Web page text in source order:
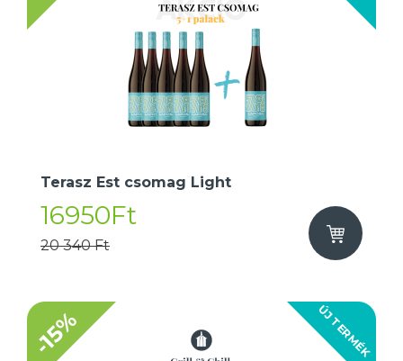
Terasz Est csomag Light
16950Ft
20 340 Ft
ÚJ TERMÉK
-15%